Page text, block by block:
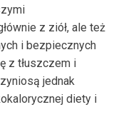
z ziół, ale też
i bezpiecznych
z tłuszczem i
jednak
diety i